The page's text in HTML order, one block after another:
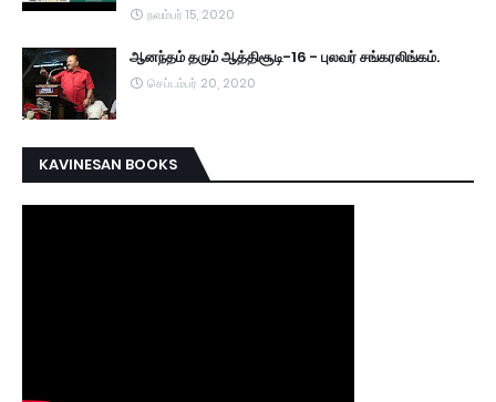
நவம்பர் 15, 2020
ஆனந்தம் தரும் ஆத்திசூடி-16 - புலவர் சங்கரலிங்கம்.
செப்டம்பர் 20, 2020
KAVINESAN BOOKS